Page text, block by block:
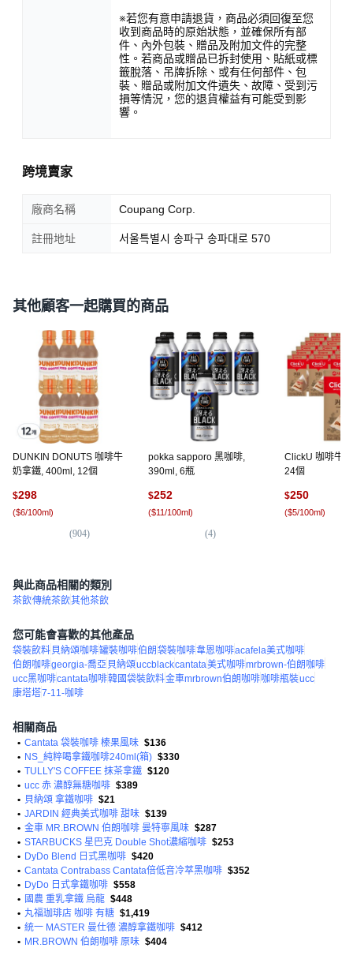
※若您有意申請退貨，商品必須回復至您
收到商品時的原始狀態，並確保所有部
件、內外包裝、贈品及附加文件的完整
性。若商品或贈品已拆封使用、貼紙或標
籤脫落、吊牌拆除、或有任何部件、包
裝、贈品或附加文件遺失、故障、受到污
損等情況，您的退貨權益有可能受到影
響。
跨境賣家
廠商名稱 Coupang Corp.
註冊地址 서울특별시 송파구 송파대로 570
其他顧客一起購買的商品
DUNKIN DONUTS 咖啡牛
奶拿鐵, 400ml, 12個
$298
($6/100ml)
(904)
pokka sapporo 黑咖啡,
390ml, 6瓶
$252
($11/100ml)
(4)
ClickU 咖啡牛
24個
$250
($5/100ml)
與此商品相關的類別
茶飲傳統茶飲其他茶飲
您可能會喜歡的其他產品
袋裝飲料貝納頌咖啡罐裝咖啡伯朗 袋裝咖啡韋恩咖啡acafela美式咖啡
伯朗咖啡georgia-喬亞貝納頌uccblackcantata美式咖啡mrbrown-伯朗咖啡
ucc黑咖啡cantata咖啡韓國袋裝飲料金車mrbrown伯朗咖啡咖啡瓶裝ucc
康塔塔7-11-咖啡
相關商品
• Cantata 袋裝咖啡 榛果風味 $136
• NS_純粹喝拿鐵咖啡240ml(箱) $330
• TULLY'S COFFEE 抹茶拿鐵 $120
• ucc 赤 濃醇無糖咖啡 $389
• 貝納頌 拿鐵咖啡 $21
• JARDIN 經典美式咖啡 甜味 $139
• 金車 MR.BROWN 伯朗咖啡 曼特寧風味 $287
• STARBUCKS 星巴克 Double Shot濃縮咖啡 $253
• DyDo Blend 日式黑咖啡 $420
• Cantata Contrabass Cantata倍低音冷萃黑咖啡 $352
• DyDo 日式拿鐵咖啡 $558
• 國農 重乳拿鐵 烏龍 $448
• 丸福珈琲店 咖啡 有糖 $1,419
• 統一 MASTER 曼仕德 濃醇拿鐵咖啡 $412
• MR.BROWN 伯朗咖啡 原味 $404